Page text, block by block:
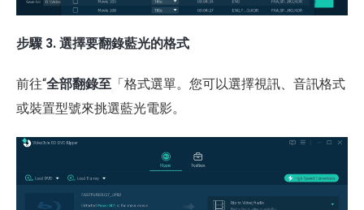
步驟 3. 選擇要翻錄藍光的格式
前往“全部翻錄至 「格式選單。您可以選擇視訊、音訊格式
或裝置型號來挑選藍光電影。